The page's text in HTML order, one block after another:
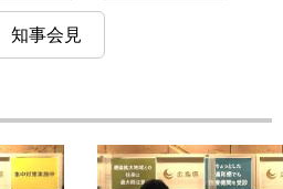
知事会見